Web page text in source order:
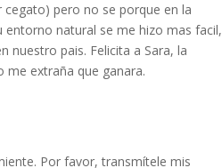
pero no se porque en la
entorno natural se me hizo mas facil,
nuestro pais. Felicita a Sara, la
me extraña que ganara.
Por favor, transmítele mis